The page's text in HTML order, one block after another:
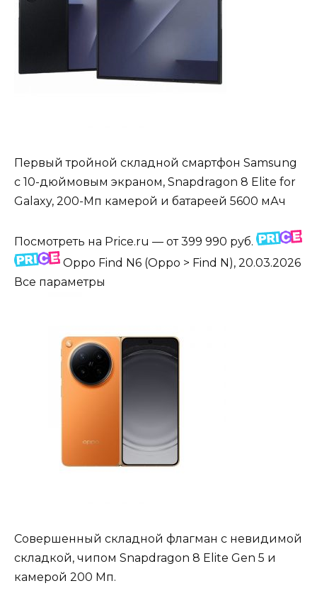
Первый тройной складной смартфон Samsung
с 10-дюймовым экраном, Snapdragon 8 Elite for
Galaxy, 200-Мп камерой и батареей 5600 мАч
Посмотреть на Price.ru — от 399 990 руб.
Oppo Find N6 (Oppo > Find N), 20.03.2026
Все параметры
Совершенный складной флагман с невидимой
складкой, чипом Snapdragon 8 Elite Gen 5 и
камерой 200 Мп.